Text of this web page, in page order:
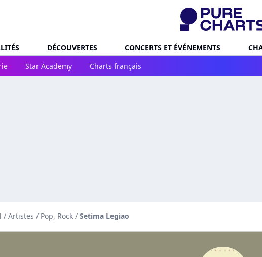
DÉCOUVERTES CONCERTS ET ÉVÉNEMENTS
Star Academy Charts français
/ Artistes / Pop, Rock / Setima Legiao